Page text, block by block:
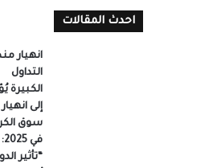
احدث المقالات
انهيار
التداول
الكبيرة
إلى انهيار
سوق
“تأثير